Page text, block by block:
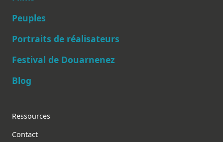
Main navigation
Peuples
Portraits de réalisateurs
Festival de Douarnenez
Blog
Footer
Ressources
Contact